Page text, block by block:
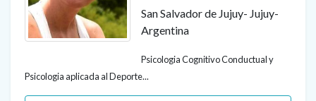
San Salvador de Jujuy- Jujuy-
Argentina
Psicologia Cognitivo Conductual y
Psicologia aplicada al Deporte...